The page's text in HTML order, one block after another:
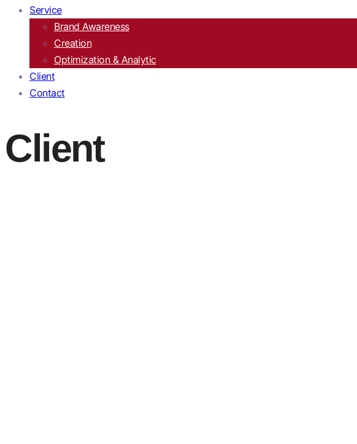
Service
Brand Awareness
Creation
Optimization & Analytic
Client
Contact
Client